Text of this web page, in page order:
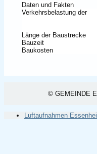
Daten und Fakten
Verkehrsbelastung
L 427 rd.
A 63 rd.
Länge der
Bauzeit Oktober
Baukosten 1,5
© GEMEINDE
Luftaufnahmen